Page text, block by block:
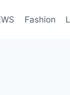
Fashion